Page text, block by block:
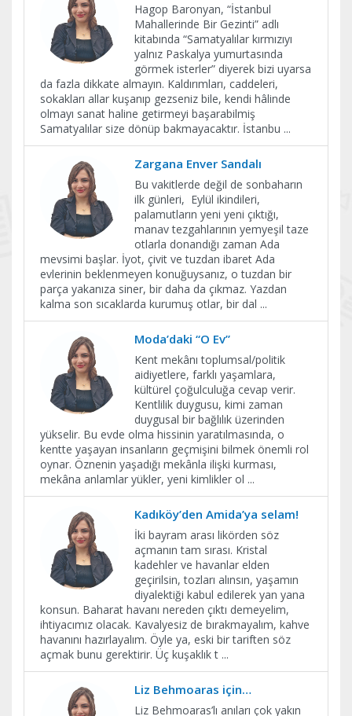
Hagop Baronyan, “İstanbul
Mahallerinde Bir Gezinti” adlı
kitabında “Samatyalılar kırmızıyı
yalnız Paskalya yumurtasında
görmek isterler” diyerek bizi uyarsa
da fazla dikkate almayın. Kaldırımları, caddeleri,
sokakları allar kuşanıp gezseniz bile, kendi hâlinde
olmayı sanat haline getirmeyi başarabilmiş
Samatyalılar size dönüp bakmayacaktır. İstanbu ...
Zargana Enver Sandalı
Bu vakitlerde değil de sonbaharın
ilk günleri, Eylül ikindileri,
palamutların yeni yeni çıktığı,
manav tezgahlarının yemyeşil taze
otlarla donandığı zaman Ada
mevsimi başlar. İyot, çivit ve tuzdan ibaret Ada
evlerinin beklenmeyen konuğuysanız, o tuzdan bir
parça yakanıza siner, bir daha da çıkmaz. Yazdan
kalma son sıcaklarda kurumuş otlar, bir dal ...
Moda’daki “O Ev”
Kent mekânı toplumsal/politik
aidiyetlere, farklı yaşamlara,
kültürel çoğulculuğa cevap verir.
Kentlilik duygusu, kimi zaman
duygusal bir bağlılık üzerinden
yükselir. Bu evde olma hissinin yaratılmasında, o
kentte yaşayan insanların geçmişini bilmek önemli rol
oynar. Öznenin yaşadığı mekânla ilişki kurması,
mekâna anlamlar yükler, yeni kimlikler ol ...
Kadıköy’den Amida’ya selam!
İki bayram arası likörden söz
açmanın tam sırası. Kristal
kadehler ve havanlar elden
geçirilsin, tozları alınsın, yaşamın
diyalektiği kabul edilerek yan yana
konsun. Baharat havanı nereden çıktı demeyelim,
ihtiyacımız olacak. Kavalyesiz de bırakmayalım, kahve
havanını hazırlayalım. Öyle ya, eski bir tariften söz
açmak bunu gerektirir. Üç kuşaklık t ...
Liz Behmoaras için…
Liz Behmoaras’lı anıları çok yakın